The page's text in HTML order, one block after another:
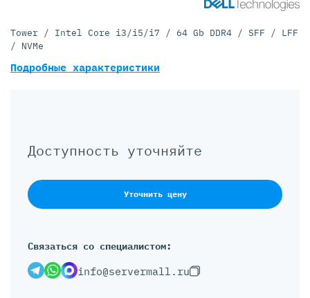
Доступность уточняйте
Уточнить цену
Связаться со специалистом:
info@servermall.ru
Tower / Intel Core i3/i5/i7 / 64 Gb DDR4 / SFF / LFF
/ NVMe
Подробные характеристики